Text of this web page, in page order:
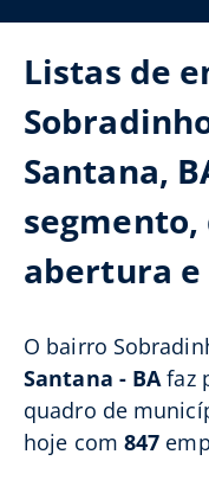
Listas de
Santana,
abertura e
O bairro
Santana - BAfaz
quadro de
hoje com 847